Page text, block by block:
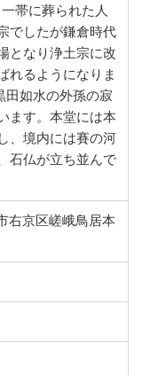
帯に葬られた人
でしたが鎌倉時代
となり浄土宗に改
れるようになりま
田如水の外孫の寂
ます。本堂には本
、境内には賽の河
石仏が立ち並んで
右京区嵯峨鳥居本